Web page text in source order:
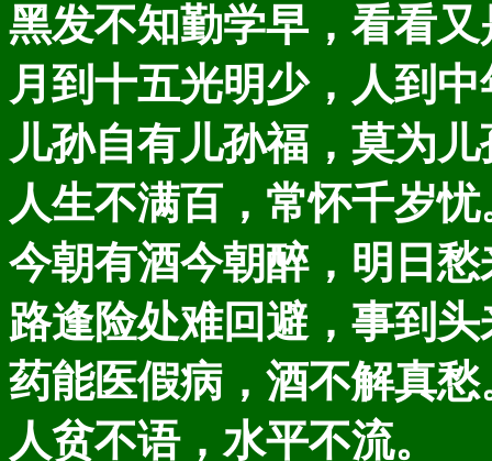
黑发不知勤学早，看看
月到十五光明少，人到
儿孙自有儿孙福，莫为
人生不满百，常怀千岁忧
今朝有酒今朝醉，明日
路逢险处难回避，事到
药能医假病，酒不解真愁
人贫不语，水平不流。